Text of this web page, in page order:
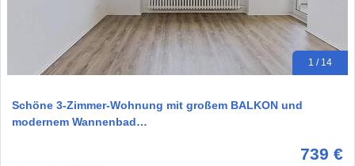
1 / 14
Schöne 3-Zimmer-Wohnung mit großem BALKON und
modernem Wannenbad…
739 €